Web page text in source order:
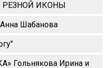
РЕЗНОЙ ИКОНЫ
Шабанова
Гольнякова Ирина и